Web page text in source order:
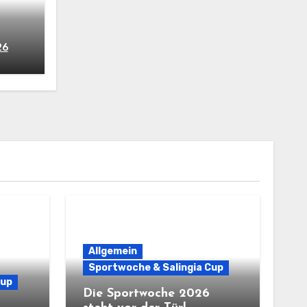
Allgemein
Sportwoche & Salingia Cup
Die Sportwoche 2026